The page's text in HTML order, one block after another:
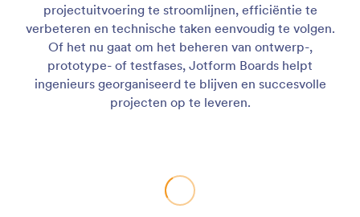
projectuitvoering te stroomlijnen, efficiëntie te
verbeteren en technische taken eenvoudig te volgen.
Of het nu gaat om het beheren van ontwerp-,
prototype- of testfases, Jotform Boards helpt
ingenieurs georganiseerd te blijven en succesvolle
projecten op te leveren.